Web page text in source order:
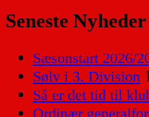
Seneste Nyheder
Sæsonstart 2026/
Sølv i 3. Division
Så er det tid til
Ordinær